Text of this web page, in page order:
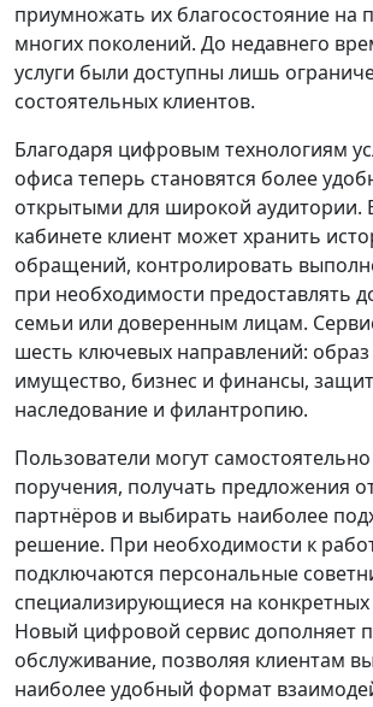
приумножать их благосостояние на
многих поколений. До недавнего
услуги были доступны лишь
состоятельных клиентов.
Благодаря цифровым технологиям
офиса теперь становятся более
открытыми для широкой аудитории.
кабинете клиент может хранить
обращений, контролировать
при необходимости предоставлять
семьи или доверенным лицам.
шесть ключевых направлений:
имущество, бизнес и финансы,
наследование и филантропию.
Пользователи могут
поручения, получать предложения
партнёров и выбирать наиболее
решение. При необходимости к
подключаются персональные
специализирующиеся на
Новый цифровой сервис дополняет
обслуживание, позволяя клиентам
наиболее удобный формат